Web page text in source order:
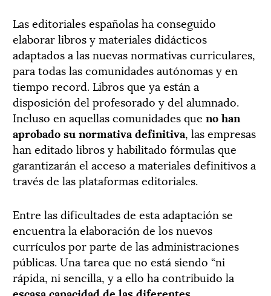
Las editoriales españolas ha conseguido
elaborar libros y materiales didácticos
adaptados a las nuevas normativas curriculares,
para todas las comunidades autónomas y en
tiempo record. Libros que ya están a
disposición del profesorado y del alumnado.
Incluso en aquellas comunidades que no han
aprobado su normativa definitiva, las empresas
han editado libros y habilitado fórmulas que
garantizarán el acceso a materiales definitivos a
través de las plataformas editoriales.
Entre las dificultades de esta adaptación se
encuentra la elaboración de los nuevos
currículos por parte de las administraciones
públicas. Una tarea que no está siendo “ni
rápida, ni sencilla, y a ello ha contribuido la
escasa capacidad de las diferentes